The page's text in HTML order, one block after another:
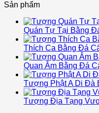
Sản phẩm
Quán Tự Tại Bằng
Thích Ca Bằng Đá
Quan Âm Bằng Đá
Tượng Phật A Di Đà
Tượng Địa Tạng